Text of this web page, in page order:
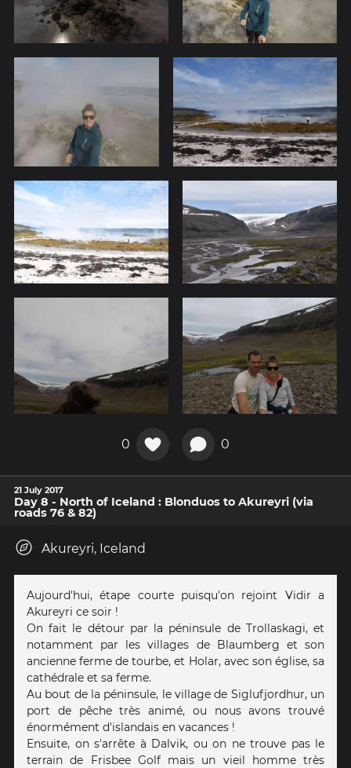
0 0
21 July 2017
Day 8 - North of Iceland : Blonduos to Akureyri (via
roads 76 & 82)
Akureyri, Iceland
Aujourd'hui, étape courte puisqu'on rejoint Vidir a
Akureyri ce soir !
On fait le détour par la péninsule de Trollaskagi, et
notamment par les villages de Blaumberg et son
ancienne ferme de tourbe, et Holar, avec son église, sa
cathédrale et sa ferme.
Au bout de la péninsule, le village de Siglufjordhur, un
port de pêche très animé, ou nous avons trouvé
énormément d'islandais en vacances !
Ensuite, on s'arrête à Dalvik, ou on ne trouve pas le
terrain de Frisbee Golf mais un vieil homme très